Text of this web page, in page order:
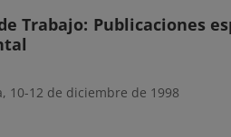
Trabajo: Publicaciones
10-12 de diciembre de 1998